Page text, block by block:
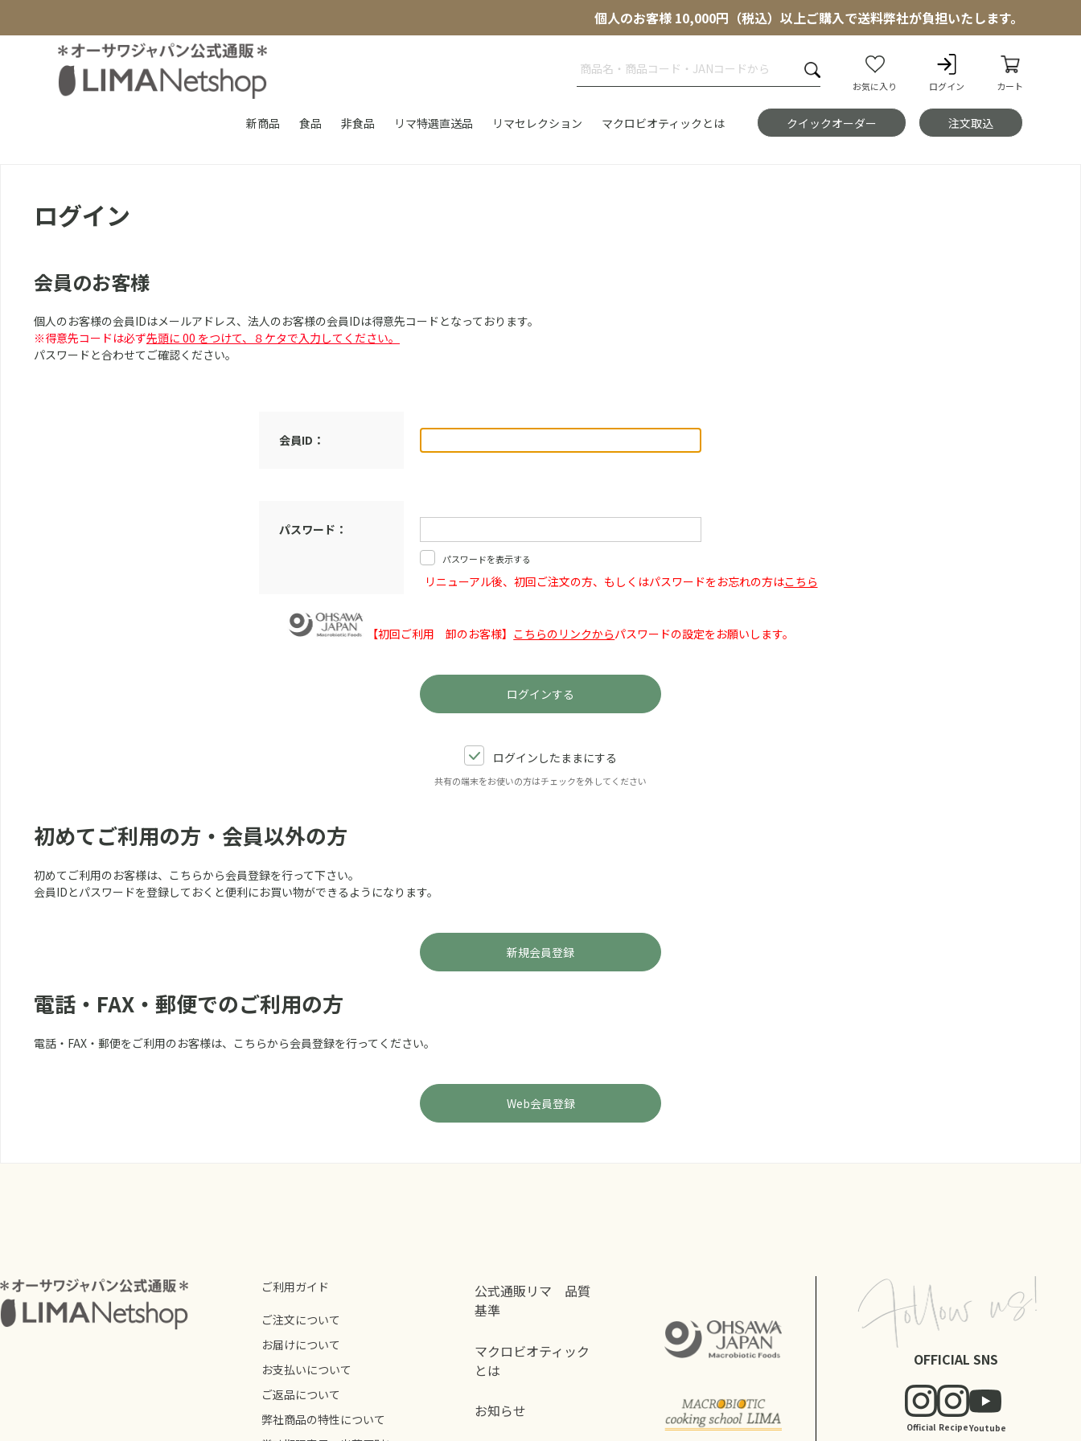
個人のお客様 10,000円（税込）以上ご購入で送料弊社が負担いたします。
お気に入り ログイン カート
新商品 食品 非食品 リマ特選直送品 リマセレクション マクロビオティックとは クイックオーダー 注文取込
ログイン
会員のお客様
個人のお客様の会員IDはメールアドレス、法人のお客様の会員IDは得意先コードとなっております。
※得意先コードは必ず先頭に 00 をつけて、８ケタで入力してください。
パスワードと合わせてご確認ください。
会員ID：
パスワード：
パスワードを表示する
リニューアル後、初回ご注文の方、もしくはパスワードをお忘れの方はこちら
【初回ご利用 卸のお客様】 こちらのリンクからパスワードの設定をお願いします。
ログインしたままにする
共有の端末をお使いの方はチェックを外してください
初めてご利用の方・会員以外の方
初めてご利用のお客様は、こちらから会員登録を行って下さい。
会員IDとパスワードを登録しておくと便利にお買い物ができるようになります。
電話・FAX・郵便でのご利用の方
電話・FAX・郵便をご利用のお客様は、こちらから会員登録を行ってください。
ご利用ガイド
ご注文について
お届けについて
お支払いについて
ご返品について
弊社商品の特性について
公式通販リマ 品質
基準
マクロビオティック
とは
お知らせ
OFFICIAL SNS
Official RecipeYoutube